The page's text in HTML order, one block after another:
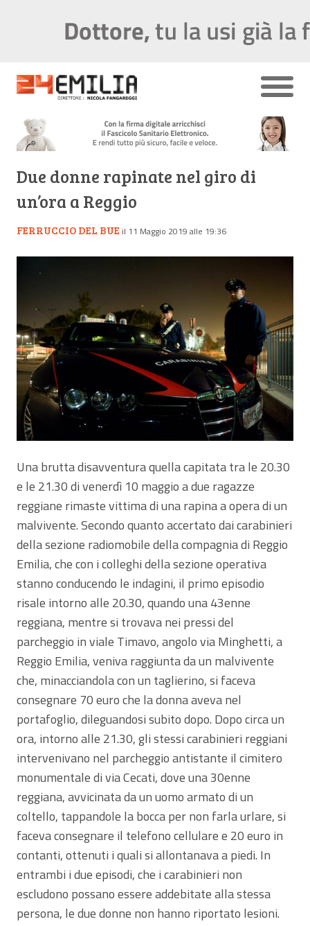
Due donne rapinate nel giro di
un’ora a Reggio
FERRUCCIO DEL BUE il 11 Maggio 2019 alle 19:36
Una brutta disavventura quella capitata tra le 20.30
e le 21.30 di venerdì 10 maggio a due ragazze
reggiane rimaste vittima di una rapina a opera di un
malvivente. Secondo quanto accertato dai carabinieri
della sezione radiomobile della compagnia di Reggio
Emilia, che con i colleghi della sezione operativa
stanno conducendo le indagini, il primo episodio
risale intorno alle 20.30, quando una 43enne
reggiana, mentre si trovava nei pressi del
parcheggio in viale Timavo, angolo via Minghetti, a
Reggio Emilia, veniva raggiunta da un malvivente
che, minacciandola con un taglierino, si faceva
consegnare 70 euro che la donna aveva nel
portafoglio, dileguandosi subito dopo. Dopo circa un
ora, intorno alle 21.30, gli stessi carabinieri reggiani
intervenivano nel parcheggio antistante il cimitero
monumentale di via Cecati, dove una 30enne
reggiana, avvicinata da un uomo armato di un
coltello, tappandole la bocca per non farla urlare, si
faceva consegnare il telefono cellulare e 20 euro in
contanti, ottenuti i quali si allontanava a piedi. In
entrambi i due episodi, che i carabinieri non
escludono possano essere addebitate alla stessa
persona, le due donne non hanno riportato lesioni.